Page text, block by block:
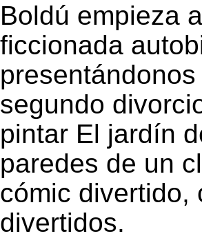
Boldú empieza
ficcionada
segundo
pintar El jardín
paredes de un
cómic divertido,
divertidos.